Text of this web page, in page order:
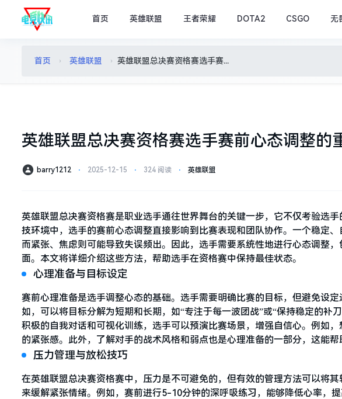
首页 英雄联盟 王者荣耀 DOTA2 CSGO 无
首页 › 英雄联盟 › 英雄联盟总决赛资格赛选手赛前心态调整的重要性
英雄联盟总决赛资格赛选手赛前心态调整的
barry1212 ⋅ 2025-12-15 ⋅ 324 阅读 ⋅ 英雄联盟
英雄联盟总决赛资格赛是职业选手通往世界舞台的关键一步，它不仅考验选
技环境中，选手的赛前心态调整直接影响到比赛表现和团队协作。一个稳定
而紧张、焦虑则可能导致失误频出。因此，选手需要系统性地进行心态调整
面。本文将详细介绍这些方法，帮助选手在资格赛中保持最佳状态。
心理准备与目标设定
赛前心理准备是选手调整心态的基础。选手需要明确比赛的目标，但避免设
如，可以将目标分解为短期和长期，如“专注于每一波团战”或“保持稳定的补
积极的自我对话和可视化训练，选手可以预演比赛场景，增强自信心。例如
的紧张感。此外，了解对手的战术风格和弱点也是心理准备的一部分，这能
压力管理与放松技巧
在英雄联盟总决赛资格赛中，压力是不可避免的，但有效的管理方法可以将
来缓解紧张情绪。例如，赛前进行5-10分钟的深呼吸练习，能够降低心率，